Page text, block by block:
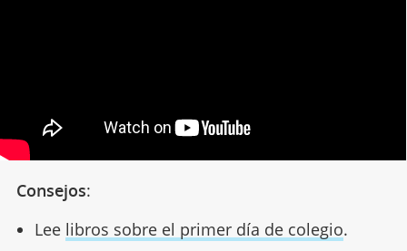
Consejos:
Lee libros sobre el primer día de colegio.